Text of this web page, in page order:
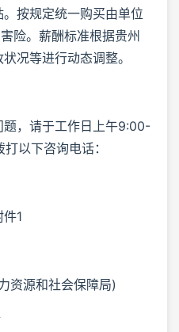
按规定统一购买由单位
险。薪酬标准根据贵州
况等进行动态调整。
，请于工作日上午9:00-
以下咨询电话：
1
资源和社会保障局)